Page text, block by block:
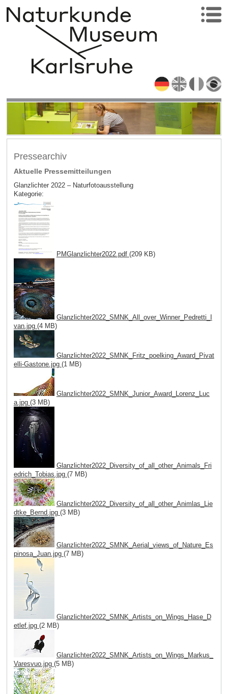
Pressearchiv
Aktuelle Pressemitteilungen
Glanzlichter 2022 – Naturfotoausstellung
Kategorie:
PMGlanzlichter2022.pdf (209 KB)
Glanzlichter2022_SMNK_All_over_Winner_Pedretti_I
van.jpg (4 MB)
Glanzlichter2022_SMNK_Fritz_poelking_Award_Pivat
elli-Gastone.jpg (1 MB)
Glanzlichter2022_SMNK_Junior_Award_Lorenz_Luc
a.jpg (3 MB)
Glanzlichter2022_Diversity_of_all_other_Animals_Fri
edrich_Tobias.jpg (7 MB)
Glanzlichter2022_Diversity_of_all_other_Animlas_Lie
dtke_Bernd.jpg (3 MB)
Glanzlichter2022_SMNK_Aerial_views_of_Nature_Es
pinosa_Juan.jpg (7 MB)
Glanzlichter2022_SMNK_Artists_on_Wings_Hase_D
etlef.jpg (2 MB)
Glanzlichter2022_SMNK_Artists_on_Wings_Markus_
Varesvuo.jpg (5 MB)